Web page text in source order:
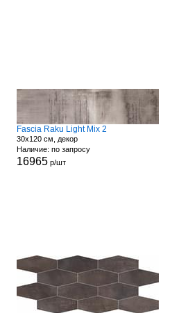
Fascia Raku Light Mix 2
30x120 см, декор
Наличие: по запросу
16965р/шт